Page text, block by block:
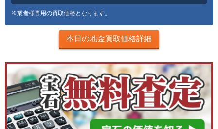
※業者様専用の買取価格となります。
本日の地金買取価格詳細